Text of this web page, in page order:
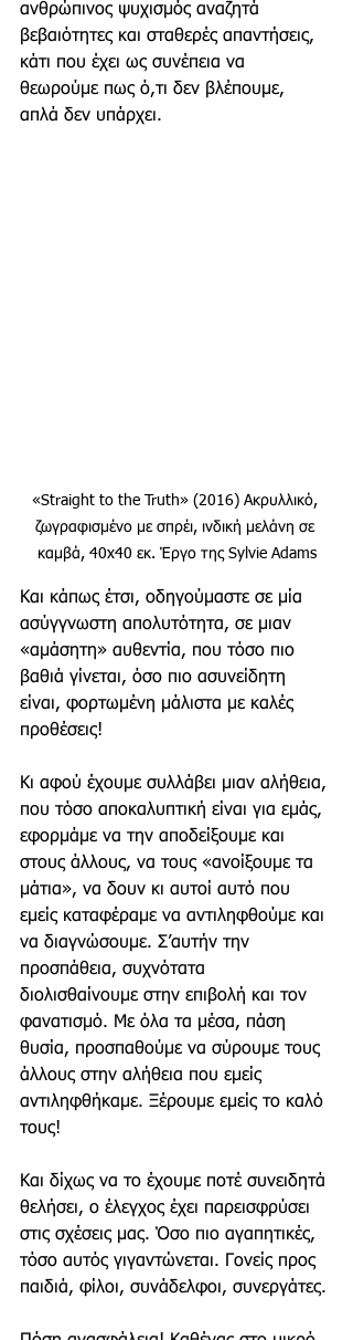
ανθρώπινος ψυχισμός αναζητά
βεβαιότητες και σταθερές απαντήσεις,
κάτι που έχει ως συνέπεια να
θεωρούμε πως ό,τι δεν βλέπουμε,
απλά δεν υπάρχει.
«Straight to the Truth» (2016) Ακρυλλικό,
ζωγραφισμένο με σπρέι, ινδική μελάνη σε
καμβά, 40x40 εκ. Έργο της Sylvie Adams
Και κάπως έτσι, οδηγούμαστε σε μία
ασύγγνωστη απολυτότητα, σε μιαν
«αμάσητη» αυθεντία, που τόσο πιο
βαθιά γίνεται, όσο πιο ασυνείδητη
είναι, φορτωμένη μάλιστα με καλές
προθέσεις!
Κι αφού έχουμε συλλάβει μιαν αλήθεια,
που τόσο αποκαλυπτική είναι για εμάς,
εφορμάμε να την αποδείξουμε και
στους άλλους, να τους «ανοίξουμε τα
μάτια», να δουν κι αυτοί αυτό που
εμείς καταφέραμε να αντιληφθούμε και
να διαγνώσουμε. Σ’αυτήν την
προσπάθεια, συχνότατα
διολισθαίνουμε στην επιβολή και τον
φανατισμό. Με όλα τα μέσα, πάση
θυσία, προσπαθούμε να σύρουμε τους
άλλους στην αλήθεια που εμείς
αντιληφθήκαμε. Ξέρουμε εμείς το καλό
τους!
Και δίχως να το έχουμε ποτέ συνειδητά
θελήσει, ο έλεγχος έχει παρεισφρύσει
στις σχέσεις μας. Όσο πιο αγαπητικές,
τόσο αυτός γιγαντώνεται. Γονείς προς
παιδιά, φίλοι, συνάδελφοι, συνεργάτες.